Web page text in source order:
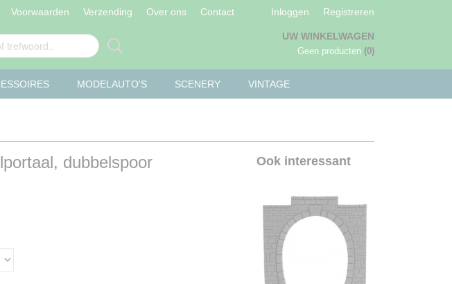
Voorwaarden Verzending Over ons Contact Inloggen Registreren
UW WINKELWAGEN
Geen producten (0)
MODELAUTO'S SCENERY VINTAGE
dubbelspoor Ook interessant